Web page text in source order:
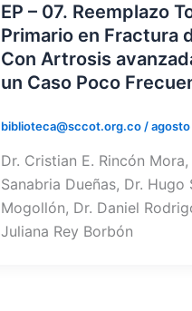
EP – 07. Reemplazo
Primario en Fractura
Con Artrosis
un Caso Poco
biblioteca@sccot.org.co /
Dr. Cristian E. Rincón
Sanabria Dueñas, Dr.
Mogollón, Dr. Daniel
Juliana Rey Borbón